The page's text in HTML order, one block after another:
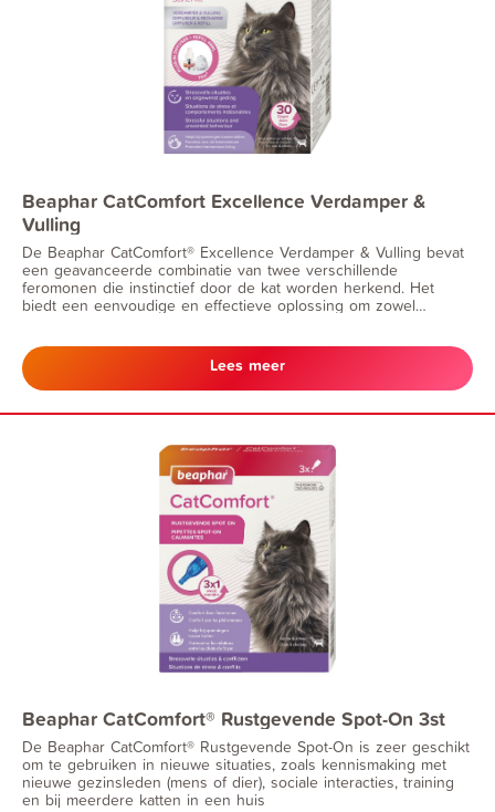
Beaphar CatComfort Excellence Verdamper &
Vulling
De Beaphar CatComfort® Excellence Verdamper & Vulling bevat
een geavanceerde combinatie van twee verschillende
feromonen die instinctief door de kat worden herkend. Het
biedt een eenvoudige en effectieve oplossing om zowel
kittens te kalmeren.
Lees meer
Beaphar CatComfort® Rustgevende Spot-On 3st
De Beaphar CatComfort® Rustgevende Spot-On is zeer geschikt
om te gebruiken in nieuwe situaties, zoals kennismaking met
nieuwe gezinsleden (mens of dier), sociale interacties, training
en bij meerdere katten in een huis